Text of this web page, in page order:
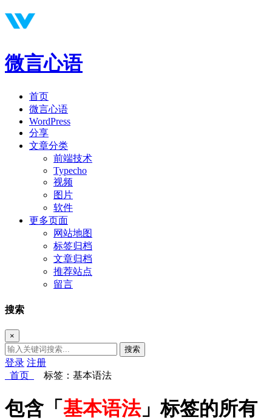
微言心语
首页
微言心语
WordPress
分享
文章分类
前端技术
Typecho
视频
图片
软件
更多页面
网站地图
标签归档
文章归档
推荐站点
留言
搜索
×
搜索
登录 注册
首页
标签：基本语法
包含「 基本语法」标签的所有